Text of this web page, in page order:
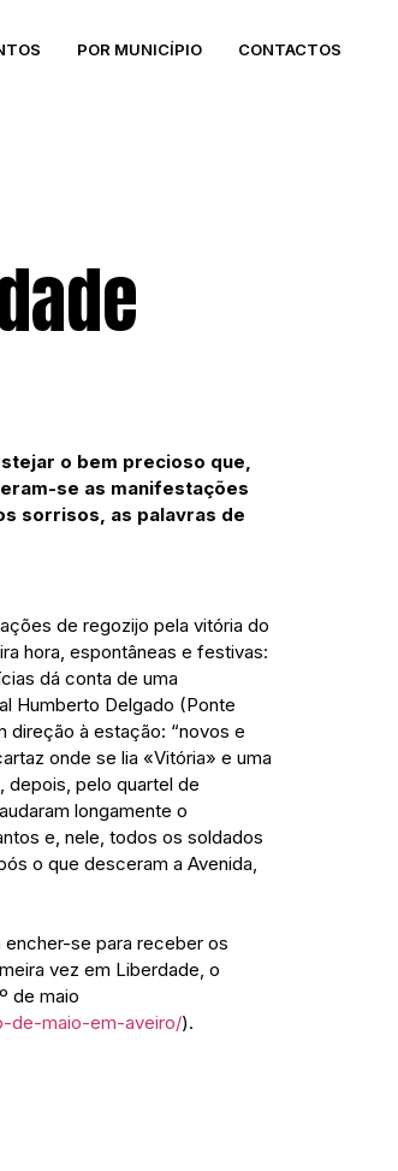
POR MUNICÍPIO CONTACTOS
o bem precioso que,
se as manifestações
sorrisos, as palavras de
de regozijo pela vitória do
hora, espontâneas e festivas:
dá conta de uma
Humberto Delgado (Ponte
direção à estação: “novos e
onde se lia «Vitória» e uma
depois, pelo quartel de
longamente o
e, nele, todos os soldados
o que desceram a Avenida,
encher-se para receber os
vez em Liberdade, o
de maio
de-maio-em-aveiro/).